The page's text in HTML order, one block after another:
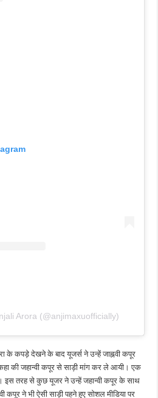
Arora (@anjimaxuofficially)
के कपड़े देखने के बाद यूजर्स ने उन्हें जाह्नवी कपूर
की जहान्वी कपूर से साड़ी मांग कर ले आयी। एक
इस तरह से कुछ यूजर ने उन्हें जहान्वी कपूर के साथ
कपूर ने भी ऐसी साड़ी पहने हुए सोशल मीडिया पर